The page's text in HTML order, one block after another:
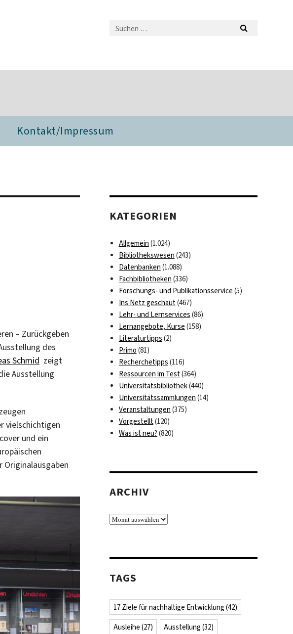
Kontakt/Impressum
– Zurückgeben
des
Schmid zeigt
Ausstellung
vielschichtigen
und ein
Originalausgaben
KATEGORIEN
Allgemein (1.024)
Bibliothekswesen (243)
Datenbanken (1.088)
Fachbibliotheken (336)
Forschungs- und Publikationsservice (5)
Ins Netz geschaut(467)
Lehr- und Lernservices (86)
Lernangebote, Kurse (158)
Literaturtipps (2)
Primo (81)
Recherchetipps (116)
Ressourcen im Test(364)
Universitätsbibliothek(440)
Universitätssammlungen (14)
Veranstaltungen (375)
Vorgestellt(120)
Was ist neu? (820)
ARCHIV
Archiv
TAGS
17 Ziele für nachhaltige Entwicklung (42)
Ausleihe (27) Ausstellung (32)